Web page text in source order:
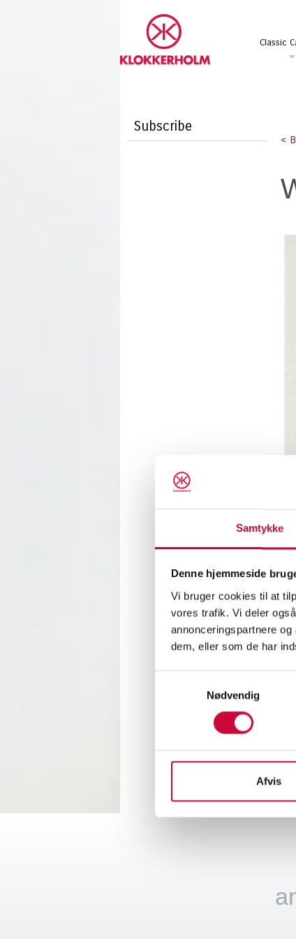
Samtykke
Denne hjemmeside
Vi bruger cookies til at
vores trafik. Vi deler
annonceringspartnere
dem, eller som de har
Nødvendig
Afvis
Classic
Subscribe
<
At